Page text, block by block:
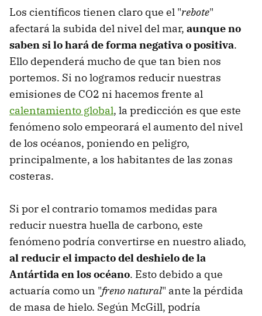
Los científicos tienen claro que el "rebote"
afectará la subida del nivel del mar, aunque no
saben si lo hará de forma negativa o positiva.
Ello dependerá mucho de que tan bien nos
portemos. Si no logramos reducir nuestras
emisiones de CO2 ni hacemos frente al
calentamiento global, la predicción es que este
fenómeno solo empeorará el aumento del nivel
de los océanos, poniendo en peligro,
principalmente, a los habitantes de las zonas
costeras.
Si por el contrario tomamos medidas para
reducir nuestra huella de carbono, este
fenómeno podría convertirse en nuestro aliado,
al reducir el impacto del deshielo de la
Antártida en los océano. Esto debido a que
actuaría como un "freno natural" ante la pérdida
de masa de hielo. Según McGill, podría